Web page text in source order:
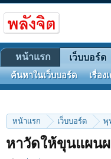
หน้าแรก เว็บบอร์ด พุ
หาวัดให้ขุนแผน
หน้าแรก เว็บบอร์ด
ค้นหาในเว็บบอร์ด เรื่อง